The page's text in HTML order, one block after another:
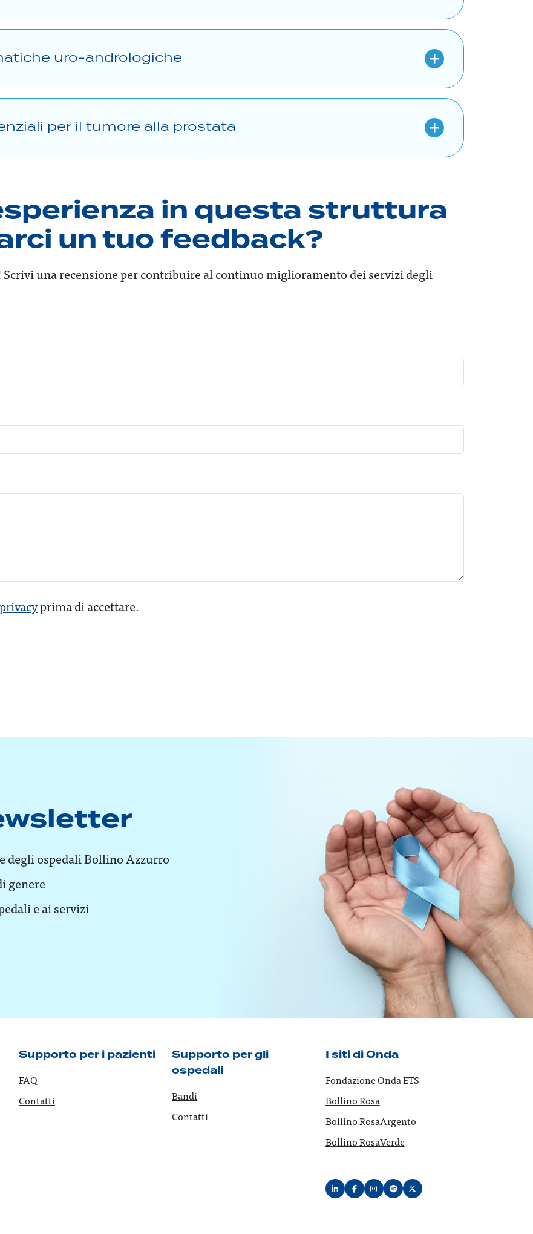
uro-andrologiche
per il tumore alla prostata
in questa struttura
un tuo feedback?
una recensione per contribuire al continuo miglioramento dei servizi degli
prima di accettare.
degli ospedali Bollino Azzurro
genere
e ai servizi
Supporto per i pazienti
FAQ
Contatti
Supporto per gli
ospedali
Bandi
Contatti
I siti di Onda
Fondazione Onda ETS
Bollino Rosa
Bollino RosaArgento
Bollino RosaVerde